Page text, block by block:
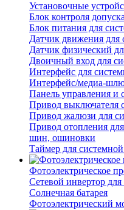
Установочные
Блок контроля
Блок питания для
Датчик движения
Датчик физический
Двоичный вход для
Интерфейс для
Интерфейс/медиа-
Панель управления и
Привод выключателя
Привод жалюзи для
Привод отопления
шин, ошиновки
Таймер для
Фотоэлектрическое
Сетевой инвертор
Солнечная батарея
Фотоэлектрический